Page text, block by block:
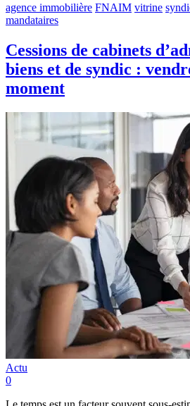
agence immobilière FNAIM vitrine
mandataires
Cessions de cabinets
biens et de syndic :
moment
Actu
0